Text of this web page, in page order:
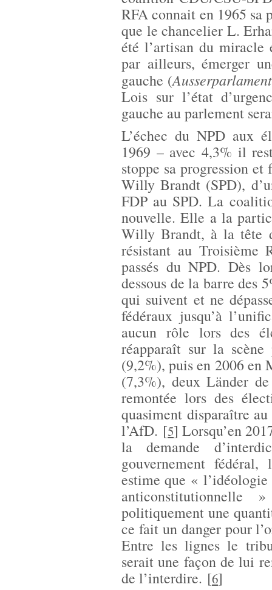
RFA connait en 1965 sa
que le chancelier L.
été l’artisan du miracle
par ailleurs, émerger
gauche (
Lois sur l’état
gauche au parlement
L’échec du NPD aux
1969 – avec 4,3% il
stoppe sa progression
Willy Brandt (SPD),
FDP au SPD. La
nouvelle. Elle a la
Willy Brandt, à la tête
résistant au
passés du NPD. Dès
dessous de la barre des
qui suivent et ne
fédéraux jusqu’à
aucun rôle lors des
réapparaît sur la scène
(9,2%), puis en 2006 en
(7,3%), deux Länder
remontée lors des
quasiment disparaître
l’AfD. [5] Lorsqu’en
la demande
gouvernement
estime que «
politiquement une
ce fait un danger pour
Entre les lignes le
serait une façon de lui
de l’interdire. [6]